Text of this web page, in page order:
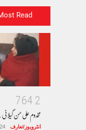
Read
2
4
6
7
مخدوم علی حسن
انٹرویوز/تعارف